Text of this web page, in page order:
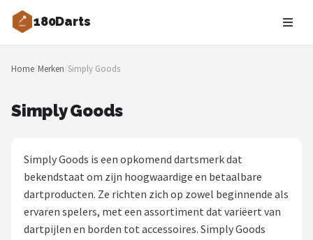
180Darts
Zoeken
NAVIGATIE
Blog
Dartspelers
Toernooien
Home/Merken/Simply Goods
Simply Goods
Simply Goods is een opkomend dartsmerk dat
bekendstaat om zijn hoogwaardige en betaalbare
dartproducten. Ze richten zich op zowel beginnende als
ervaren spelers, met een assortiment dat variëert van
dartpijlen en borden tot accessoires. Simply Goods